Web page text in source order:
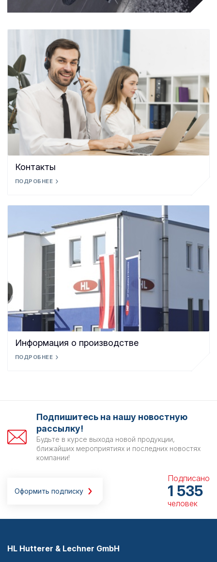
Контакты
ПОДРОБНЕЕ
Информация о производстве
ПОДРОБНЕЕ
Подпишитесь на нашу новостную
рассылку!
Будьте в курсе выхода новой продукции,
ближайших мероприятиях и последних новостях
компании!
Оформить подписку
Подписано
1 535
человек
HL Hutterer & Lechner GmbH